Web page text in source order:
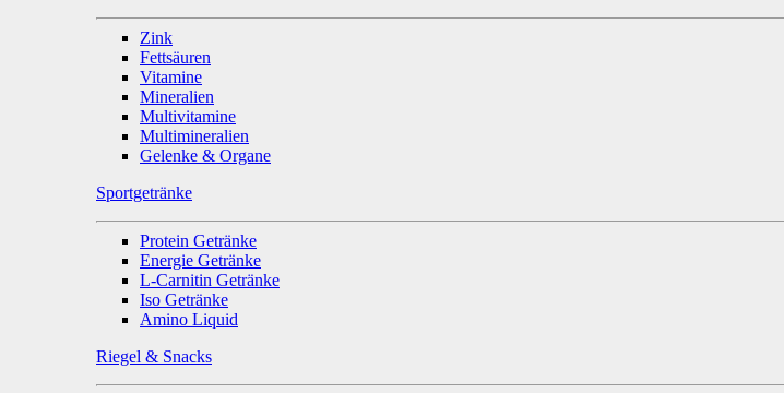
Zink
Fettsäuren
Vitamine
Mineralien
Multivitamine
Multimineralien
Gelenke & Organe
Sportgetränke
Protein Getränke
Energie Getränke
L-Carnitin Getränke
Iso Getränke
Amino Liquid
Riegel & Snacks